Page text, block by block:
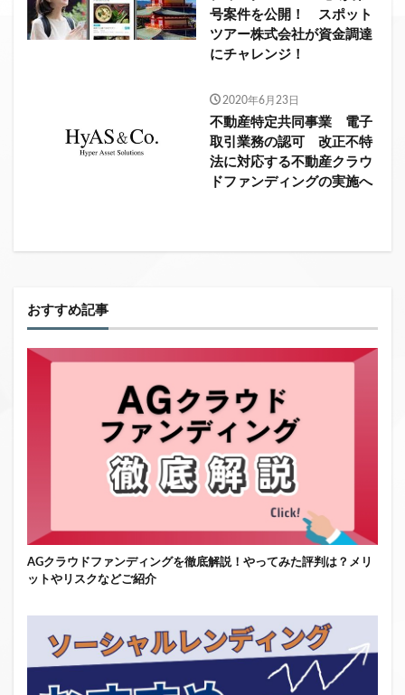
号案件を公開！ スポット
ツアー株式会社が資金調達
にチャレンジ！
2020年6月23日
不動産特定共同事業 電子
取引業務の認可 改正不特
法に対応する不動産クラウ
ドファンディングの実施へ
おすすめ記事
AGクラウドファンディングを徹底解説！やってみた評判は？メリ
ットやリスクなどご紹介